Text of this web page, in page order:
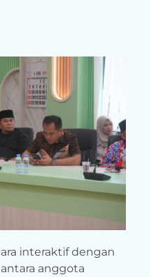
interaktif dengan
anggota